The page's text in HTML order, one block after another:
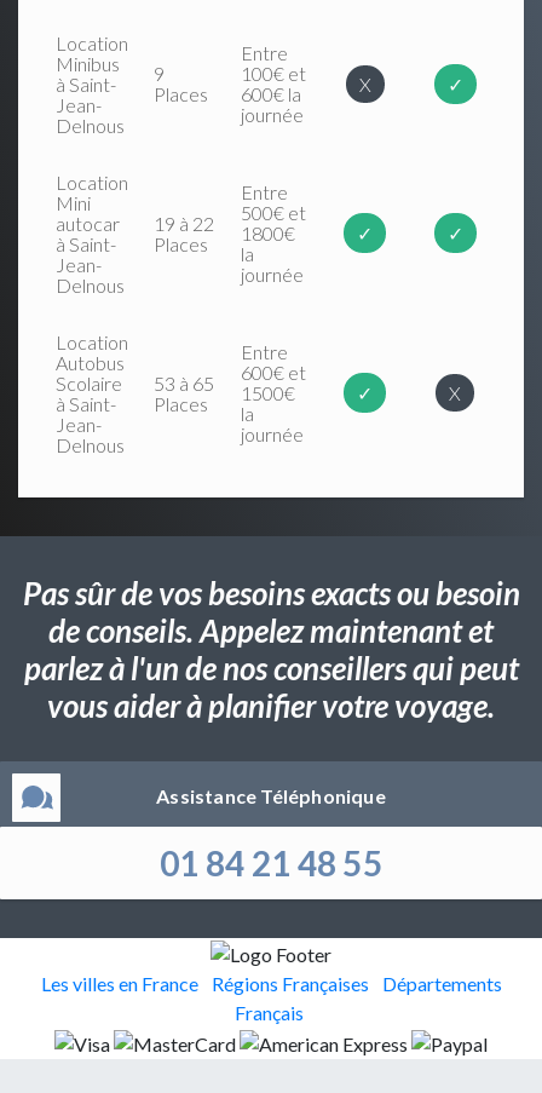
Location
Minibus
à Saint-
Jean-
Delnous
9
Places
Entre
100€ et
600€ la
journée
X ✓
Location
Mini
autocar
à Saint-
Jean-
Delnous
19 à 22
Places
Entre
500€ et
1800€
la
journée
✓ ✓
Location
Autobus
Scolaire
à Saint-
Jean-
Delnous
53 à 65
Places
Entre
600€ et
1500€
la
journée
✓ X
Pas sûr de vos besoins exacts ou besoin
de conseils. Appelez maintenant et
parlez à l'un de nos conseillers qui peut
vous aider à planifier votre voyage.
Assistance Téléphonique
01 84 21 48 55
Les villes en France Régions Françaises
Départements
Français